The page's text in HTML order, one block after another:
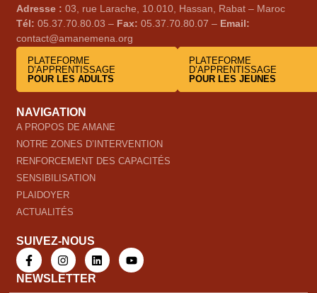
Adresse : 03, rue Larache, 10.010, Hassan, Rabat – Maroc
Tél: 05.37.70.80.03 – Fax: 05.37.70.80.07 – Email:
contact@amanemena.org
PLATEFORME
D’APPRENTISSAGE
POUR LES ADULTS
PLATEFORME
D’APPRENTISSAGE
POUR LES JEUNES
NAVIGATION
A PROPOS DE AMANE
NOTRE ZONES D’INTERVENTION
RENFORCEMENT DES CAPACITÉS
SENSIBILISATION
PLAIDOYER
ACTUALITÉS
SUIVEZ-NOUS
NEWSLETTER